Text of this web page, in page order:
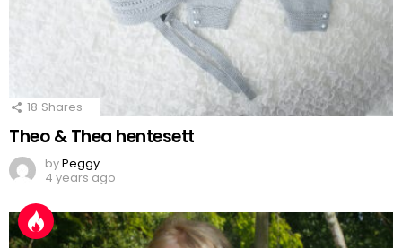
18 Shares
Theo & Thea hentesett
byPeggy
4 years ago